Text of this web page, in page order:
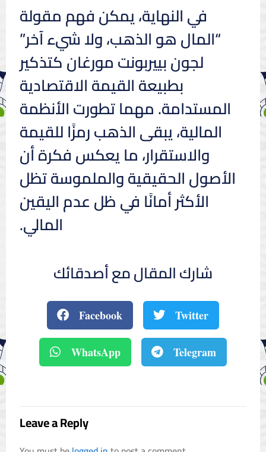
في النهاية، يمكن فهم مقولة
“المال هو الذهب، ولا شيء آخر”
لجون بييربونت مورغان كتذكير
بطبيعة القيمة الاقتصادية
المستدامة. مهما تطورت الأنظمة
المالية، يبقى الذهب رمزًا للقيمة
والاستقرار، ما يعكس فكرة أن
الأصول الحقيقية والملموسة تظل
الأكثر أمانًا في ظل عدم اليقين
المالي.
شارك المقال مع أصدقائك
Facebook Twitter
WhatsApp Telegram
Leave a Reply